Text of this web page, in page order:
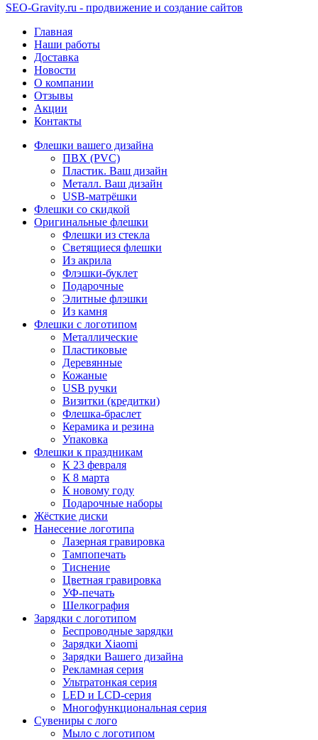
SEO-Gravity.ru - продвижение и создание сайтов
Главная
Наши работы
Доставка
Новости
О компании
Отзывы
Акции
Контакты
Флешки вашего дизайна
ПВХ (PVC)
Пластик. Ваш дизайн
Металл. Ваш дизайн
USB-матрёшки
Флешки со скидкой
Оригинальные флешки
Флешки из стекла
Светящиеся флешки
Из акрила
Флэшки-буклет
Подарочные
Элитные флэшки
Из камня
Флешки с логотипом
Металлические
Пластиковые
Деревянные
Кожаные
USB ручки
Визитки (кредитки)
Флешка-браслет
Керамика и резина
Упаковка
Флешки к праздникам
К 23 февраля
К 8 марта
К новому году
Подарочные наборы
Жёсткие диски
Нанесение логотипа
Лазерная гравировка
Тампопечать
Тиснение
Цветная гравировка
УФ-печать
Шелкография
Зарядки с логотипом
Беспроводные зарядки
Зарядки Xiaomi
Зарядки Вашего дизайна
Рекламная серия
Ультратонкая серия
LED и LCD-серия
Многофункциональная серия
Сувениры с лого
Мыло с логотипом